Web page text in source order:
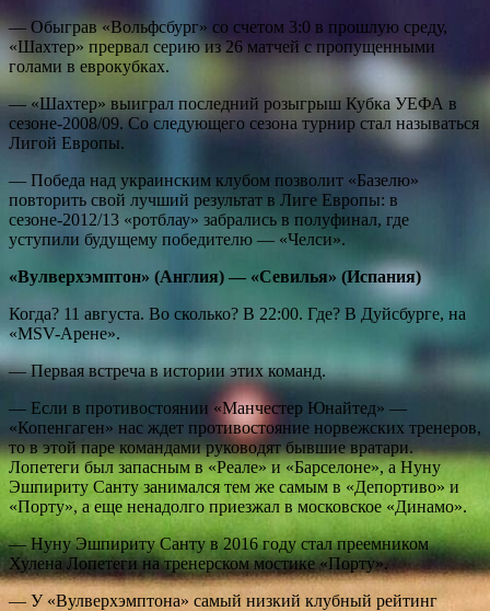
— Обыграв «Вольфсбург» со счетом 3:0 в прошлую среду,
«Шахтер» прервал серию из 26 матчей с пропущенными
голами в еврокубках.
— «Шахтер» выиграл последний розыгрыш Кубка УЕФА в
сезоне-2008/09. Со следующего сезона турнир стал называться
Лигой Европы.
— Победа над украинским клубом позволит «Базелю»
повторить свой лучший результат в Лиге Европы: в
сезоне-2012/13 «ротблау» забрались в полуфинал, где
уступили будущему победителю — «Челси».
«Вулверхэмптон» (Англия) — «Севилья» (Испания)
Когда? 11 августа. Во сколько? В 22:00. Где? В Дуйсбурге, на
«MSV-Арене».
— Первая встреча в истории этих команд.
— Если в противостоянии «Манчестер Юнайтед» —
«Копенгаген» нас ждет противостояние норвежских тренеров,
то в этой паре командами руководят бывшие вратари.
Лопетеги был запасным в «Реале» и «Барселоне», а Нуну
Эшпириту Санту занимался тем же самым в «Депортиво» и
«Порту», а еще ненадолго приезжал в московское «Динамо».
— Нуну Эшпириту Санту в 2016 году стал преемником
Хулена Лопетеги на тренерском мостике «Порту».
— У «Вулверхэмптона» самый низкий клубный рейтинг